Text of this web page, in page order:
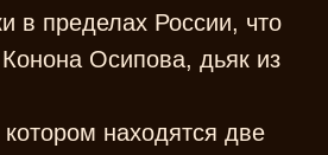
в пределах России, что
Осипова, дьяк из
находятся две